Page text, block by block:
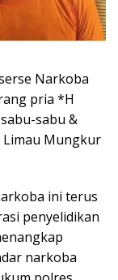
Narkoba
pria *H
sabu &
Limau Mungkur
ini terus
penyelidikan
narkoba